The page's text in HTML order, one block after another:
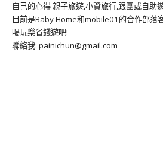
自己的心得 親子旅遊,小資旅行,跟團或自助
目前是Baby Home和mobile01的合作部落
喝玩樂省錢遊吧!
聯絡我: painichun@gmail.com